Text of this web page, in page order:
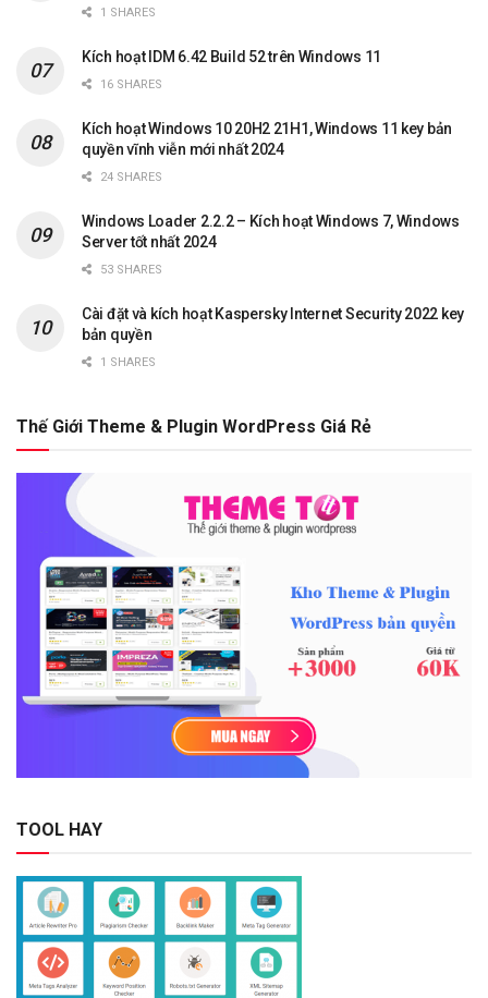
1 SHARES
Kích hoạt IDM 6.42 Build 52 trên Windows 11
16 SHARES
Kích hoạt Windows 10 20H2 21H1, Windows 11 key bản
quyền vĩnh viễn mới nhất 2024
24 SHARES
Windows Loader 2.2.2 – Kích hoạt Windows 7, Windows
Server tốt nhất 2024
53 SHARES
Cài đặt và kích hoạt Kaspersky Internet Security 2022 key
bản quyền
1 SHARES
Thế Giới Theme & Plugin WordPress Giá Rẻ
TOOL HAY